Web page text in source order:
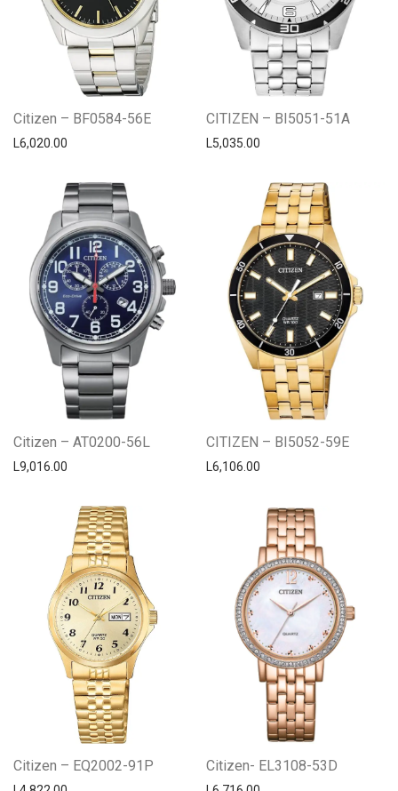
Citizen – BF0584-56E
L6,020.00
CITIZEN – BI5051-51A
L5,035.00
Citizen – AT0200-56L
L9,016.00
CITIZEN – BI5052-59E
L6,106.00
Citizen – EQ2002-91P Citizen- EL3108-53D